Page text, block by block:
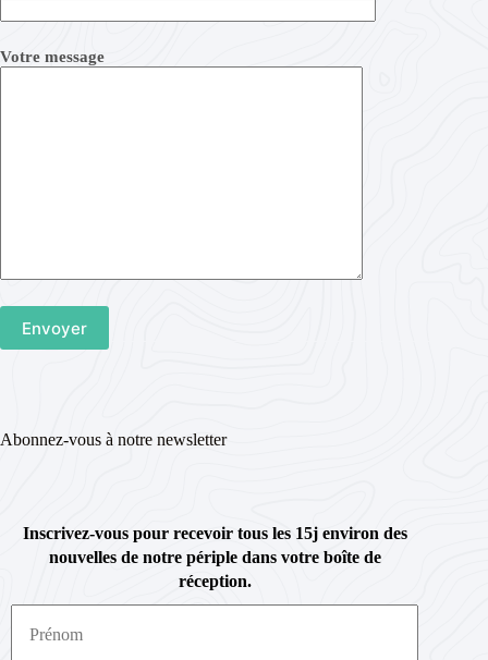
Votre message
Abonnez-vous à notre newsletter
Inscrivez-vous pour recevoir tous les 15j environ des
nouvelles de notre périple dans votre boîte de
réception.